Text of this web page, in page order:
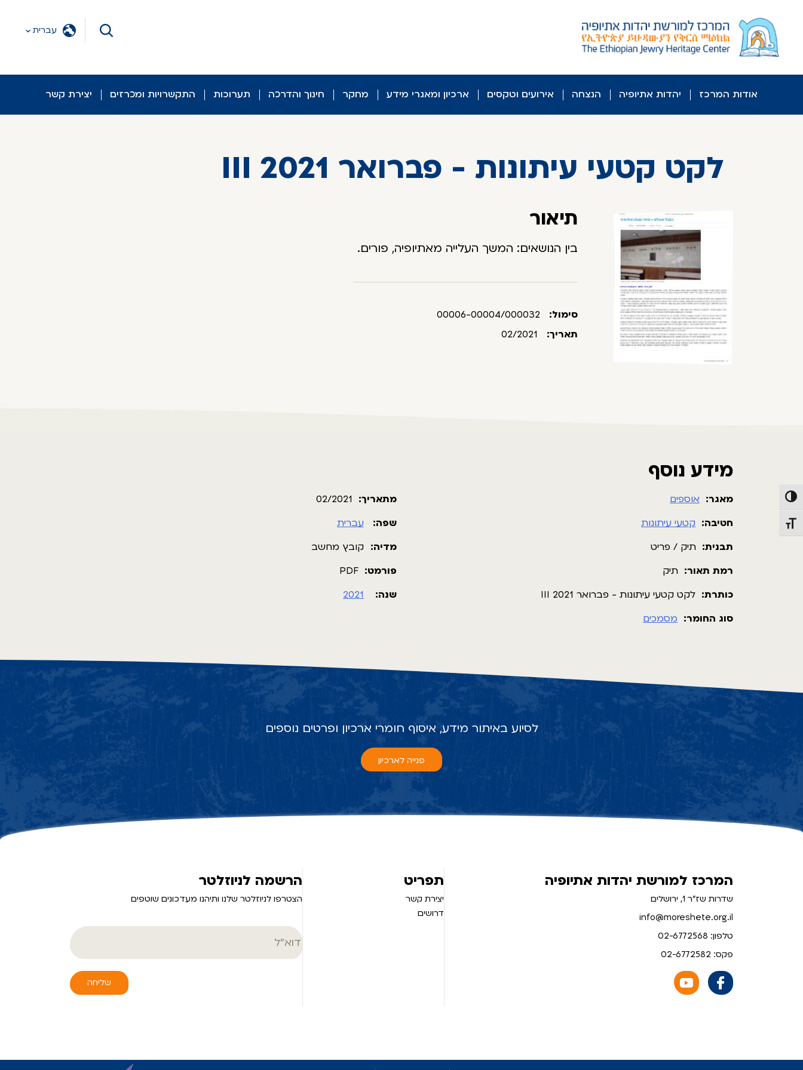
הפעל/כבה ניגודיות גבוהה
מתג גודל גופן
עברית
אודות המרכז יהדות אתיופיה הנצחה אירועים וטקסים ארכיון ומאגרי מידע מחקר חינוך והדרכה תערוכות התקשרויות ומכרזים יצירת קשר
לקט קטעי עיתונות - פברואר 2021 III
תיאור
בין הנושאים: המשך העלייה מאתיופיה, פורים.
סימול:
תאריך:
מידע נוסף
מאגר: אוספים
חטיבה: קטעי עיתונות
תבנית: תיק / פריט
רמת תאור: תיק
כותרת: לקט קטעי עיתונות - פברואר 2021 III
סוג החומר: מסמכים
מתאריך: 02/2021
שפה:
עברית
מדיה: קובץ מחשב
פורמט: PDF
שנה:
2021
לסיוע באיתור מידע, איסוף חומרי ארכיון ופרטים נוספים
פנייה לארכיון
המרכז למורשת יהדות אתיופיה
שדרות שז"ר 1, ירושלים
info@moreshete.org.il
טלפון: 02-6772568
פקס: 02-6772582
תפריט
יצירת קשר
דרושים
הרשמה לניוזלטר
הצטרפו לניוזלטר שלנו ותיהנו מעדכונים שוטפים
שליחה